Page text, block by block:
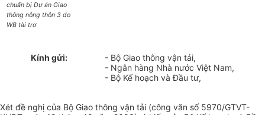
chuẩn bị Dự án Giao
thông nông thôn 3 do
WB tài trợ
Kính gửi:
- Bộ Giao thông vận tải,
- Ngân hàng Nhà nước Việt Nam,
- Bộ Kế hoạch và Đầu tư,
Xét đề nghị của Bộ Giao thông vận tải (công văn số 5970/GTVT-